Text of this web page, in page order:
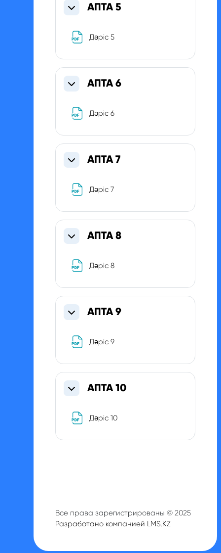
СвернутьАПТА 5
Дәріс 5
СвернутьАПТА 6
Дәріс 6
СвернутьАПТА 7
Дәріс 7
СвернутьАПТА 8
Дәріс 8
СвернутьАПТА 9
Дәріс 9
СвернутьАПТА 10
Дәріс 10
Все права зарегистрированы © 2025
Разработано компанией LMS.KZ